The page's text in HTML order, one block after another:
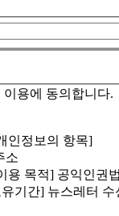
용에 동의합니다.
인정보의 항목]
소
용 목적] 공익인권
기간] 뉴스레터 수